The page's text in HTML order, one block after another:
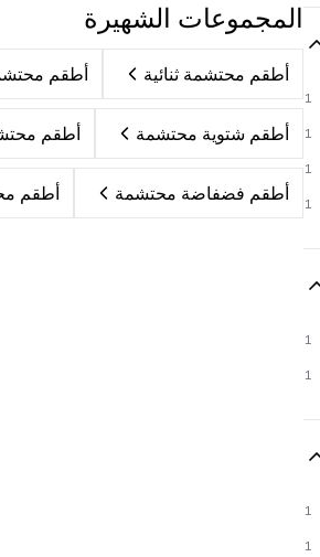
1
1
1
1
1
1
1
1
المجموعات الشهيرة
أطقم محتشمة ثنائية أطقم
أطقم شتوية محتشمة أطقم
أطقم فضفاضة محتشمة أطقم